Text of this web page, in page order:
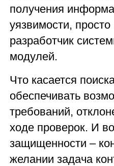
получения
уязвимости,
разработчик
модулей.
Что касается
обеспечивать
требований,
ходе проверок. И
защищенности –
желании задача